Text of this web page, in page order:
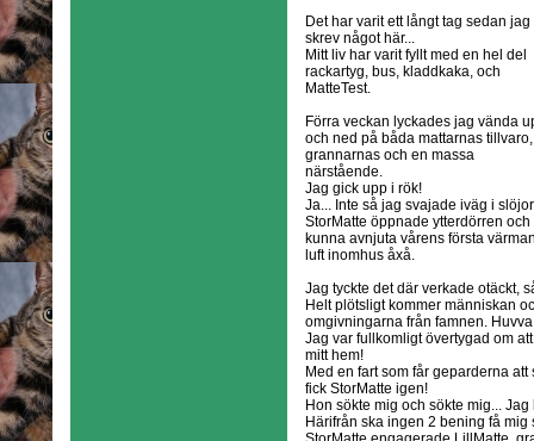
Det har varit ett långt tag sedan jag
skrev något här...
Mitt liv har varit fyllt med en hel del
rackartyg, bus, kladdkaka, och
MatteTest.
Förra veckan lyckades jag vända
och ned på båda mattarnas tillvaro,
grannarnas och en massa
närstående.
Jag gick upp i rök!
Ja... Inte så jag svajade iväg i
StorMatte öppnade ytterdörren
kunna avnjuta vårens första
luft inomhus åxå.
Jag tyckte det där verkade otäckt,
Helt plötsligt kommer människan
omgivningarna från famnen.
Jag var fullkomligt övertygad om
mitt hem!
Med en fart som får geparderna
fick StorMatte igen!
Hon sökte mig och sökte mig...
Härifrån ska ingen 2 bening få mig